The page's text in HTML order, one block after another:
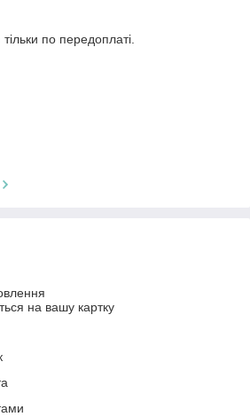
по передоплаті.
на вашу картку